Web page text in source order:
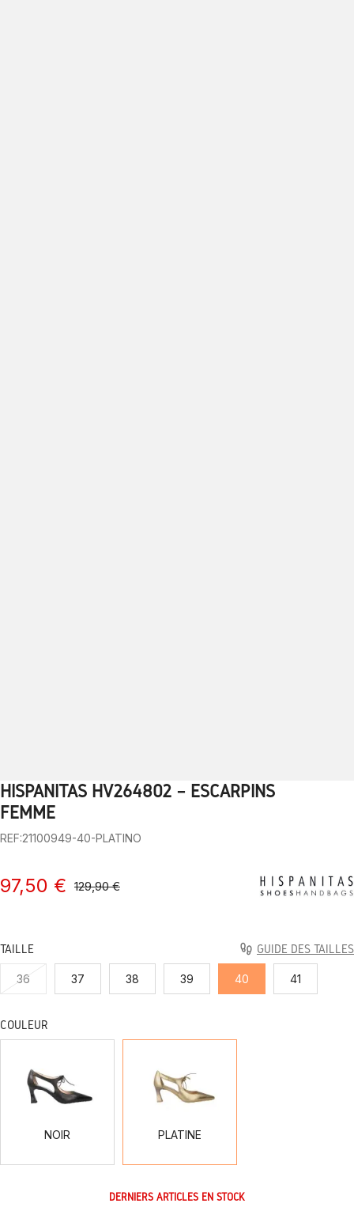
1 2 3 4 5 6 7 8 9
HISPANITAS HV264802 – ESCARPINS
FEMME
REF:21100949-40-PLATINO
97,50 € 129,90 €
TAILLE GUIDE DES TAILLES
36 37 38 39 40 41
COULEUR
NOIR PLATINE
DERNIERS ARTICLES EN STOCK